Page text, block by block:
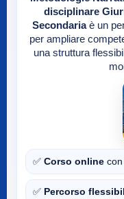
disciplinare
Secondariaè un
per ampliare
una struttura
✅ Corso online
✅ Percorso